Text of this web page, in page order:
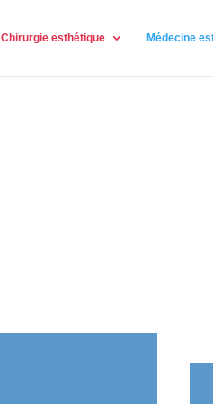
Chirurgie esthétique Médecine